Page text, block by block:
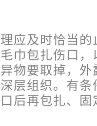
应及时恰当
巾包扎伤口
物要取掉，
层组织。有
后再包扎、固